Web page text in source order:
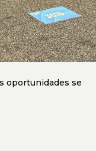
oportunidades se